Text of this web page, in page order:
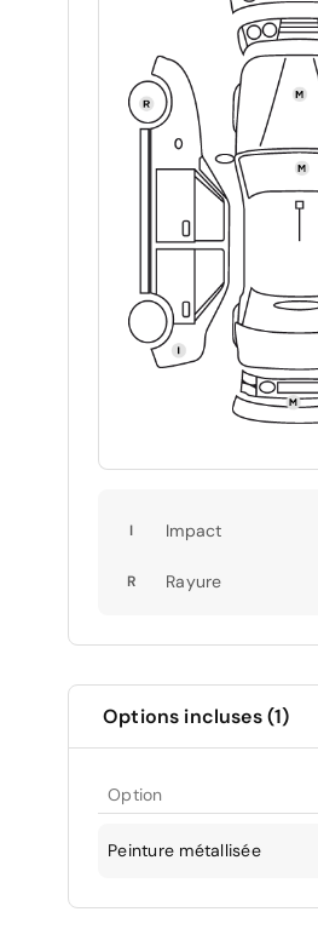
I Impact
R Rayure
Options incluses (1)
Option
Peinture métallisée